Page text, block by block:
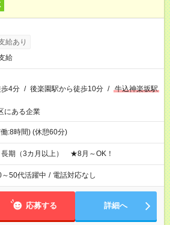
給あり
給
4分 / 後楽園駅から徒歩10分 / 牛込神楽坂駅
にある企業
:8時間) (休憩60分)
長期（3カ月以上） ★8月～OK！
～50代活躍中 / 電話対応なし
応募する 詳細へ